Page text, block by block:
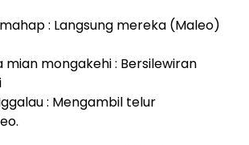
: Langsung mereka (Maleo)
mian mongakehi : Bersilewiran
: Mengambil telur